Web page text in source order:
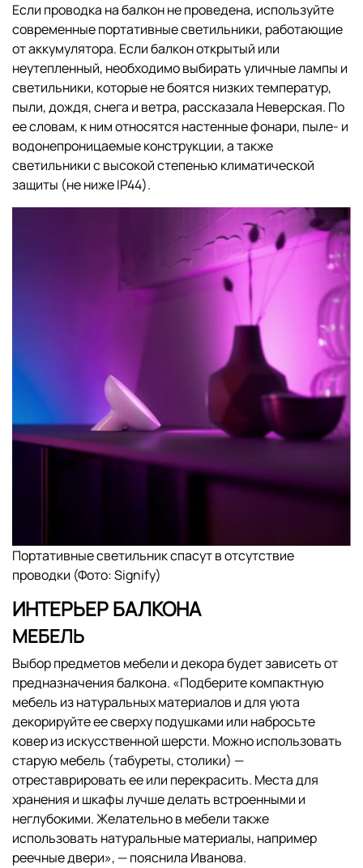
Если проводка на балкон не проведена, используйте
современные портативные светильники, работающие
от аккумулятора. Если балкон открытый или
неутепленный, необходимо выбирать уличные лампы и
светильники, которые не боятся низких температур,
пыли, дождя, снега и ветра, рассказала Неверская. По
ее словам, к ним относятся настенные фонари, пыле- и
водонепроницаемые конструкции, а также
светильники с высокой степенью климатической
защиты (не ниже IP44).
Портативные светильник спасут в отсутствие
проводки (Фото: Signify)
ИНТЕРЬЕР БАЛКОНА
МЕБЕЛЬ
Выбор предметов мебели и декора будет зависеть от
предназначения балкона. «Подберите компактную
мебель из натуральных материалов и для уюта
декорируйте ее сверху подушками или набросьте
ковер из искусственной шерсти. Можно использовать
старую мебель (табуреты, столики) —
отреставрировать ее или перекрасить. Места для
хранения и шкафы лучше делать встроенными и
неглубокими. Желательно в мебели также
использовать натуральные материалы, например
реечные двери», — пояснила Иванова.